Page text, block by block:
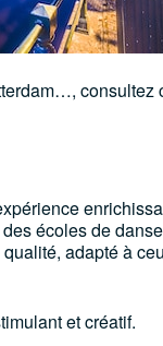
consultez
écoles de danse
adapté à
et créatif.